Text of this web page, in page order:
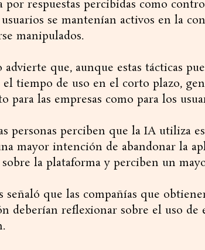
por respuestas percibidas como
usuarios se mantenían activos en la
manipulados.
advierte que, aunque estas tácticas
el tiempo de uso en el corto plazo,
para las empresas como para los
personas perciben que la IA utiliza
mayor intención de abandonar la
la plataforma y perciben un
señaló que las compañías que
deberían reflexionar sobre el uso de